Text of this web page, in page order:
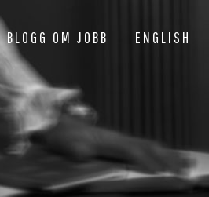
BLOGG OM JOBB ENGLISH